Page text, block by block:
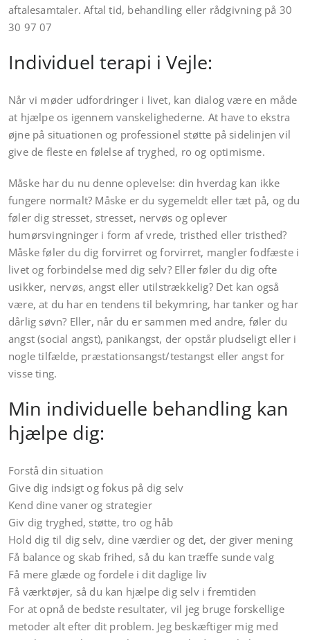
aftalesamtaler. Aftal tid, behandling eller rådgivning på 30
30 97 07
Individuel terapi i Vejle:
Når vi møder udfordringer i livet, kan dialog være en måde
at hjælpe os igennem vanskelighederne. At have to ekstra
øjne på situationen og professionel støtte på sidelinjen vil
give de fleste en følelse af tryghed, ro og optimisme.
Måske har du nu denne oplevelse: din hverdag kan ikke
fungere normalt? Måske er du sygemeldt eller tæt på, og du
føler dig stresset, stresset, nervøs og oplever
humørsvingninger i form af vrede, tristhed eller tristhed?
Måske føler du dig forvirret og forvirret, mangler fodfæste i
livet og forbindelse med dig selv? Eller føler du dig ofte
usikker, nervøs, angst eller utilstrækkelig? Det kan også
være, at du har en tendens til bekymring, har tanker og har
dårlig søvn? Eller, når du er sammen med andre, føler du
angst (social angst), panikangst, der opstår pludseligt eller i
nogle tilfælde, præstationsangst/testangst eller angst for
visse ting.
Min individuelle behandling kan
hjælpe dig:
Forstå din situation
Give dig indsigt og fokus på dig selv
Kend dine vaner og strategier
Giv dig tryghed, støtte, tro og håb
Hold dig til dig selv, dine værdier og det, der giver mening
Få balance og skab frihed, så du kan træffe sunde valg
Få mere glæde og fordele i dit daglige liv
Få værktøjer, så du kan hjælpe dig selv i fremtiden
For at opnå de bedste resultater, vil jeg bruge forskellige
metoder alt efter dit problem. Jeg beskæftiger mig med